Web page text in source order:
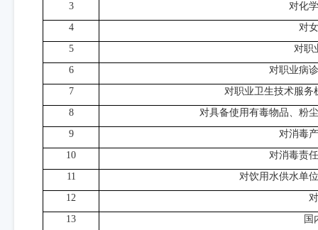
3
对化
4
对
5
对职
6
对职业病
7
对职业卫生技术服务
8
对具备使用有毒物品、粉
9
对消毒
10
对消毒责
11
对饮用水供水单
12
13
国